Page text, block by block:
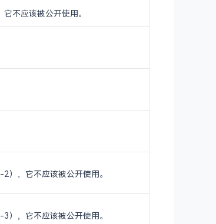
不应该被公开使用。
，它不应该被公开使用。
，它不应该被公开使用。